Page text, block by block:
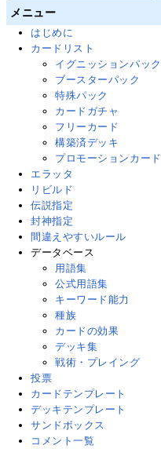
メニュー
はじめに
カードリスト
イグニッションパック
ブースターパック
特殊パック
カードガチャ
フリーカード
構築済デッキ
プロモーションカード
エラッタ
リビルド
伝説指定
封神指定
間違えやすいルール
データベース
用語集
公式用語集
キーワード能力
種族
カードの効果
デッキ集
戦術・プレイング
投票
カードテンプレート
デッキテンプレート
サンドボックス
コメント一覧